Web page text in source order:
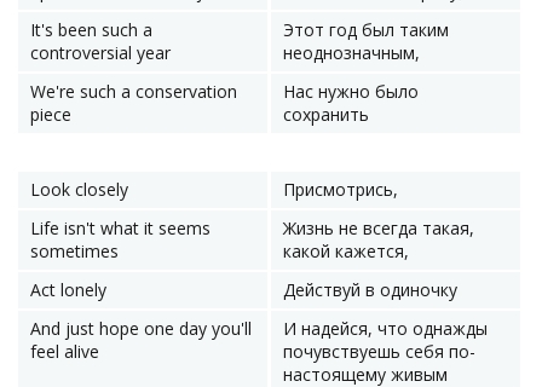
It's been such a
controversial year
Этот год был таким
неоднозначным,
We're such a conservation
piece
Нас нужно было
сохранить
Look closely
Присмотрись,
Life isn't what it seems
sometimes
Жизнь не всегда такая,
какой кажется,
Act lonely
Действуй в одиночку
And just hope one day you'll
feel alive
И надейся, что однажды
почувствуешь себя по-
настоящему живым